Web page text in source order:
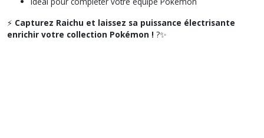
⚡ Capturez Raichu et laissez sa puissance électrisante
enrichir votre collection Pokémon ! ?✨